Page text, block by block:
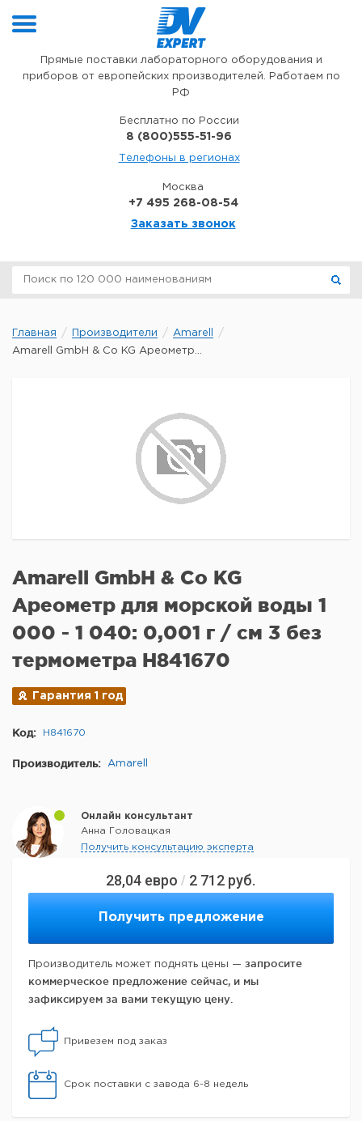
Прямые поставки лабораторного оборудования и
приборов от европейских производителей. Работаем по
РФ
Бесплатно по России
8 (800)555-51-96
Телефоны в регионах
Москва
+7 495 268-08-54
Заказать звонок
Главная Производители
Amarell
Amarell GmbH & Co KG Ареометр...
28,04 евро / 2 712 руб.
Получить предложение
Производитель может поднять цены — запросите
коммерческое предложение сейчас, и мы
зафиксируем за вами текущую цену.
Привезем под заказ
Срок поставки с завода 6-8 недель
Amarell GmbH & Co KG
Ареометр для морской воды 1
000 - 1 040: 0,001 г / см 3 без
термометра H841670
Гарантия 1 год
Код: H841670
Производитель: Amarell
Онлайн консультант
Анна Головацкая
Получить консультацию эксперта